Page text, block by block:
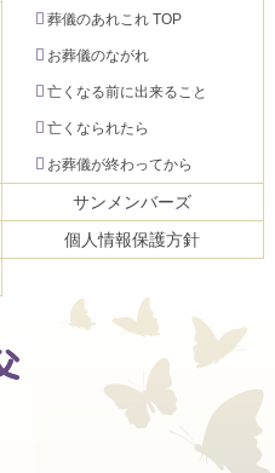
葬儀のあれこれ TOP
お葬儀のながれ
亡くなる前に出来ること
亡くなられたら
お葬儀が終わってから
サンメンバーズ
個人情報保護方針